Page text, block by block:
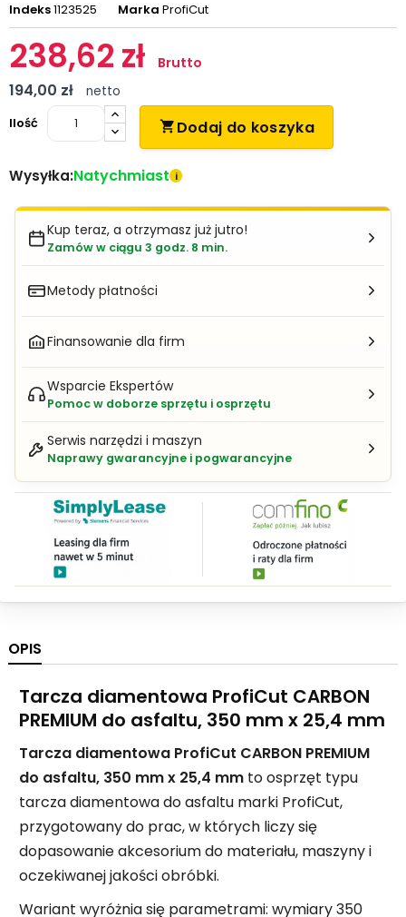
Indeks1123525 Marka ProfiCut
238,62 zł Brutto
194,00 zł
netto
Ilość
 Dodaj do koszyka
Wysyłka:Natychmiast i
Kup teraz, a otrzymasz już jutro!
Zamów w ciągu 3 godz. 8 min.
Metody płatności
Finansowanie dla firm
Wsparcie Ekspertów
Pomoc w doborze sprzętu i osprzętu
Serwis narzędzi i maszyn
Naprawy gwarancyjne i pogwarancyjne
OPIS
Tarcza diamentowa ProfiCut CARBON
PREMIUM do asfaltu, 350 mm x 25,4 mm
Tarcza diamentowa ProfiCut CARBON PREMIUM
do asfaltu, 350 mm x 25,4 mm to osprzęt typu
tarcza diamentowa do asfaltu marki ProfiCut,
przygotowany do prac, w których liczy się
dopasowanie akcesorium do materiału, maszyny i
oczekiwanej jakości obróbki.
Wariant wyróżnia się parametrami: wymiary 350